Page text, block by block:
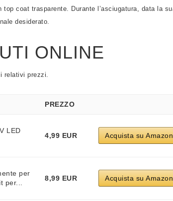
coat trasparente. Durante l’asciugatura, data la
desiderato.
ONLINE
relativi prezzi.
PREZZO
LED
4,99 EUR Acquista su Amazon
per
per...
8,99 EUR Acquista su Amazon